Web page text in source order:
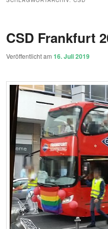
CSD Frankfurt
Veröffentlicht am 16. Juli 2019